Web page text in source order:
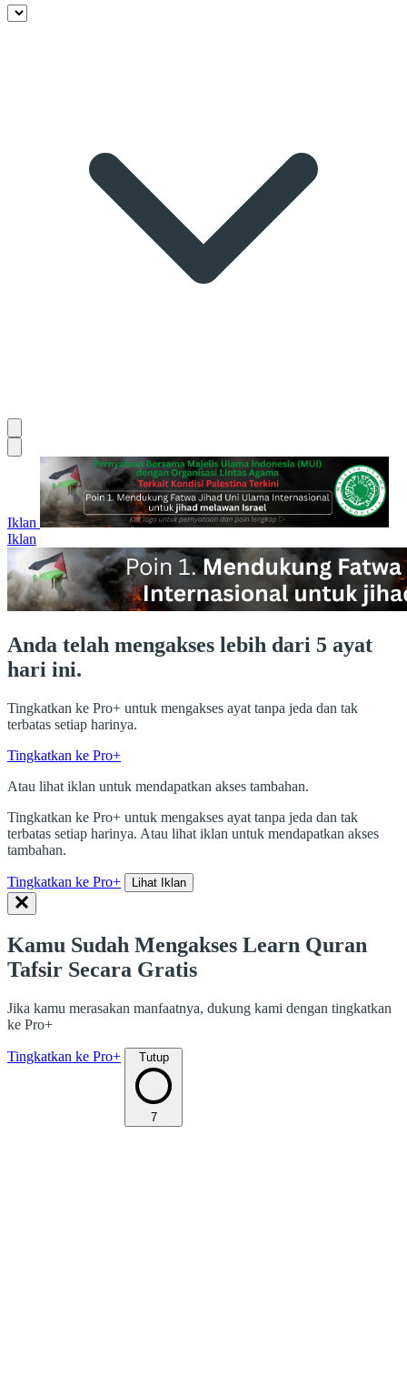
Iklan
Iklan
Anda telah mengakses lebih dari 5 ayat
hari ini.
Tingkatkan ke Pro+ untuk mengakses ayat tanpa jeda dan tak
terbatas setiap harinya.
Tingkatkan ke Pro+
Atau lihat iklan untuk mendapatkan akses tambahan.
Tingkatkan ke Pro+ untuk mengakses ayat tanpa jeda dan tak
terbatas setiap harinya. Atau lihat iklan untuk mendapatkan akses
tambahan.
Tingkatkan ke Pro+ Lihat Iklan
Kamu Sudah Mengakses Learn Quran
Tafsir Secara Gratis
Jika kamu merasakan manfaatnya, dukung kami dengan tingkatkan
ke Pro+
Tingkatkan ke Pro+ Tutup
7